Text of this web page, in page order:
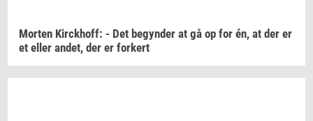
Mor­ten Kirck­hoff: - Det be­gyn­der at gå op for én, at der er
et eller andet, der er for­kert